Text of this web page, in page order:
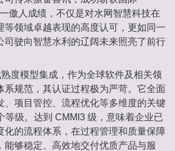
傲人成绩，不仅是对水网智慧科技在
等领域卓越表现的高度认可，更如同一
司驶向智慧水利的辽阔未来照亮了前行
度模型集成，作为全球软件及相关领
系规范，其认证过程极为严苛。它全面
、项目管控、流程优化等多维度的关键
等级。达到 CMMI3 级，意味着企业已
化的流程体系，在过程管理和质量保障
能够稳定、高效地交付优质产品与服